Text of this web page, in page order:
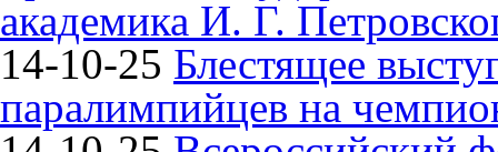
академика И. Г.
14-10-25 Блестящее
паралимпийцев на